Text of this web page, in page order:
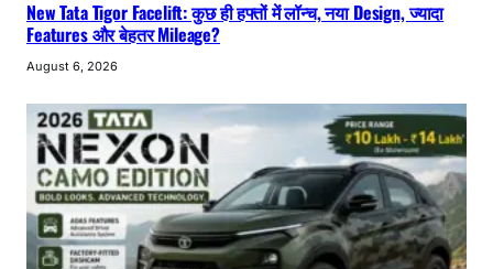
New Tata Tigor Facelift: कुछ ही हफ्तों में लॉन्च, नया Design, ज्यादा
Features और बेहतर Mileage?
August 6, 2026